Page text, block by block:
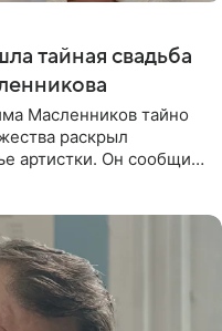
тайная свадьба
Масленников тайно
раскрыл
артистки. Он сообщил,